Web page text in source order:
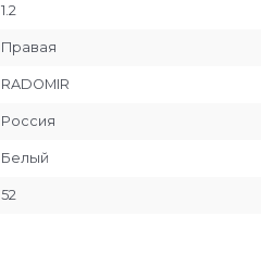
1.2
Правая
RADOMIR
Россия
Белый
52